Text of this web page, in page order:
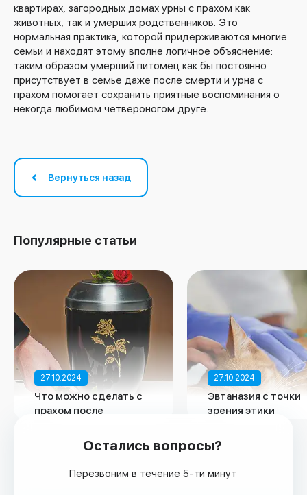
квартирах, загородных домах урны с прахом как
животных, так и умерших родственников. Это
нормальная практика, которой придерживаются многие
семьи и находят этому вполне логичное объяснение:
таким образом умерший питомец как бы постоянно
присутствует в семье даже после смерти и урна с
прахом помогает сохранить приятные воспоминания о
некогда любимом четвероногом друге.
Вернуться назад
Популярные статьи
27.10.2024
Что можно сделать с
прахом после
27.10.2024
Эвтаназия с точки
зрения этики
Остались вопросы?
Перезвоним в течение 5-ти минут